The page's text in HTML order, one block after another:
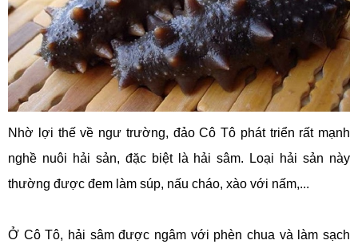
Nhờ lợi thế về ngư trường, đảo Cô Tô phát triển rất mạnh
nghề nuôi hải sản, đặc biệt là hải sâm. Loại hải sản này
thường được đem làm súp, nấu cháo, xào với nấm,...
Ở Cô Tô, hải sâm được ngâm với phèn chua và làm sạch